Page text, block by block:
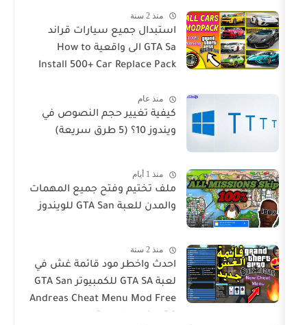
منذ 2 سنة
استبدال جميع سيارات قراند
GTA Sa الى واقعية How to
Install 500+ Car Replace Pack
كيفية تغيير حجم النصوص في
ويندوز 10؟ (5 طرق سريعة)
منذ 1 أيام
ملف تختيم وفتح جميع المهمات
والمدن للعبة GTA San للويندوز
منذ 2 سنة
احدث واخطر مود قائمة غش في
لعبة GTA SA للكمبيوتر GTA San
Andreas Cheat Menu Mod Free